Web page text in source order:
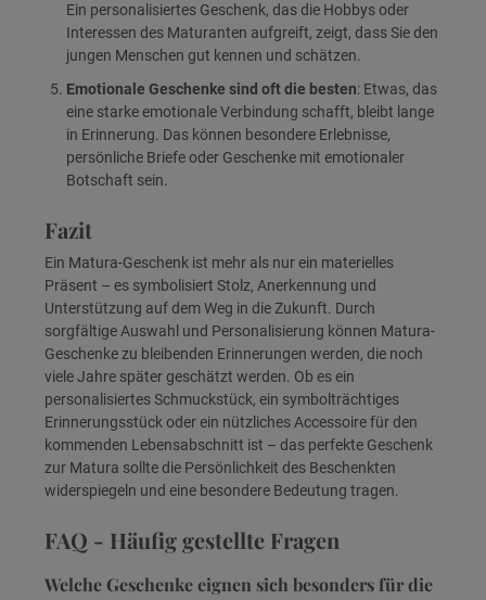
Ein personalisiertes Geschenk, das die Hobbys oder
Interessen des Maturanten aufgreift, zeigt, dass Sie den
jungen Menschen gut kennen und schätzen.
Emotionale Geschenke sind oft die besten: Etwas, das
eine starke emotionale Verbindung schafft, bleibt lange
in Erinnerung. Das können besondere Erlebnisse,
persönliche Briefe oder Geschenke mit emotionaler
Botschaft sein.
Fazit
Ein Matura-Geschenk ist mehr als nur ein materielles
Präsent – es symbolisiert Stolz, Anerkennung und
Unterstützung auf dem Weg in die Zukunft. Durch
sorgfältige Auswahl und Personalisierung können Matura-
Geschenke zu bleibenden Erinnerungen werden, die noch
viele Jahre später geschätzt werden. Ob es ein
personalisiertes Schmuckstück, ein symbolträchtiges
Erinnerungsstück oder ein nützliches Accessoire für den
kommenden Lebensabschnitt ist – das perfekte Geschenk
zur Matura sollte die Persönlichkeit des Beschenkten
widerspiegeln und eine besondere Bedeutung tragen.
FAQ - Häufig gestellte Fragen
Welche Geschenke eignen sich besonders für die